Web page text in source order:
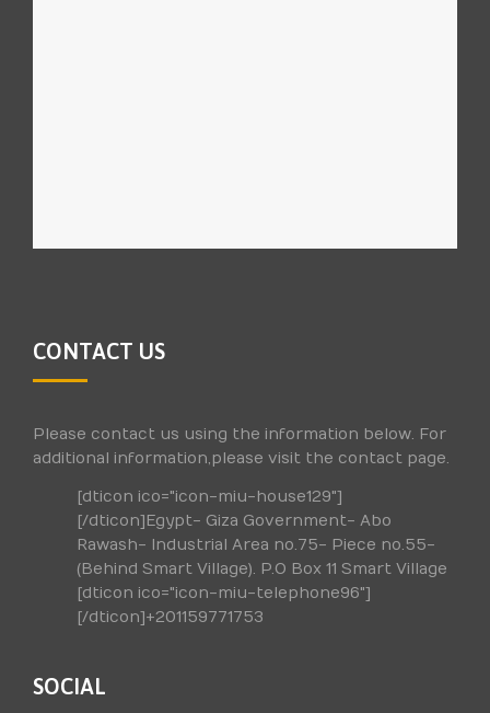
CONTACT US
Please contact us using the information below. For
additional information,please visit the contact page.
[dticon ico="icon-miu-house129"]
[/dticon]Egypt- Giza Government- Abo
Rawash- Industrial Area no.75- Piece no.55-
(Behind Smart Village). P.O Box 11 Smart Village
[dticon ico="icon-miu-telephone96"]
[/dticon]+201159771753
SOCIAL